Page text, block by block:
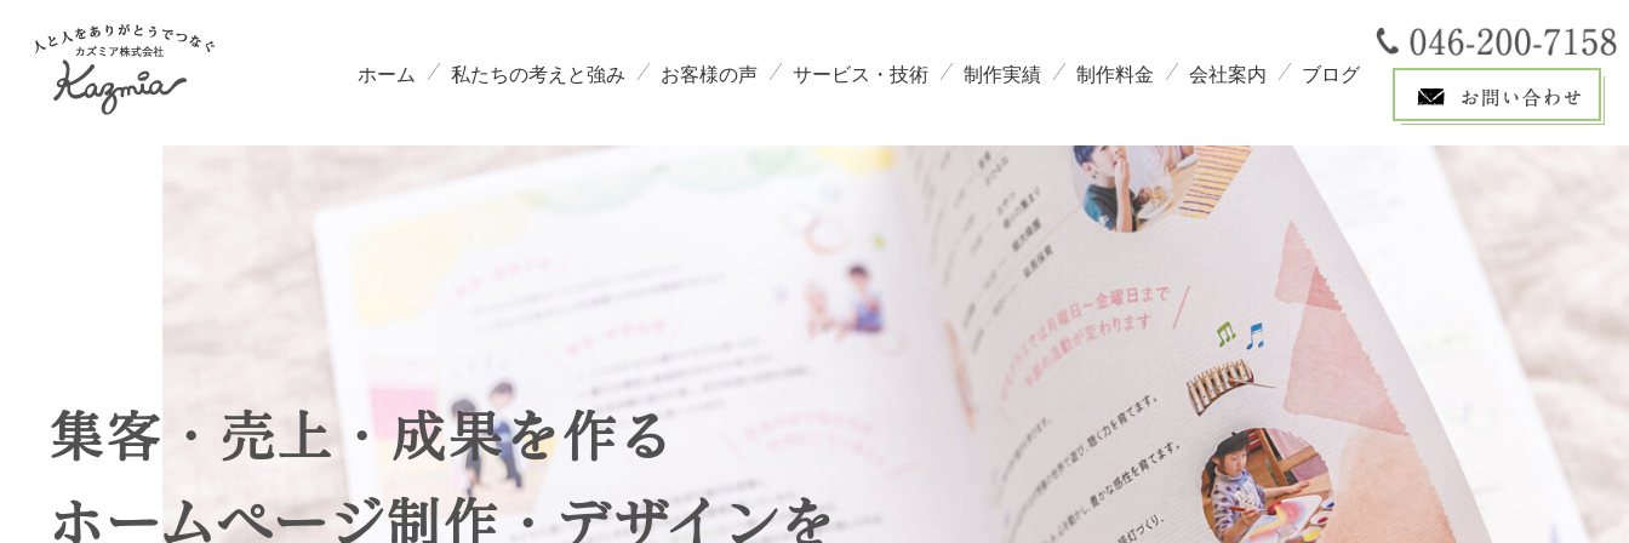
ホーム 私たちの考えと強み お客様の声 サービス・技術 制作実績 制作料金 会社案内 ブログ
集客・売上・成果を作る
ホームページ制作・デザインを